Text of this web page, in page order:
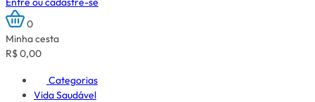
0
Minha cesta
R$ 0,00
Categorias
Vida Saudável